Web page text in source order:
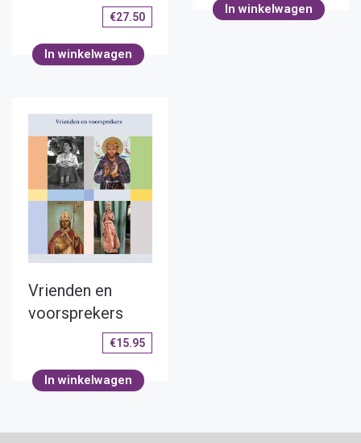
€27.50
In winkelwagen
In winkelwagen
Vrienden en
voorsprekers
€15.95
In winkelwagen